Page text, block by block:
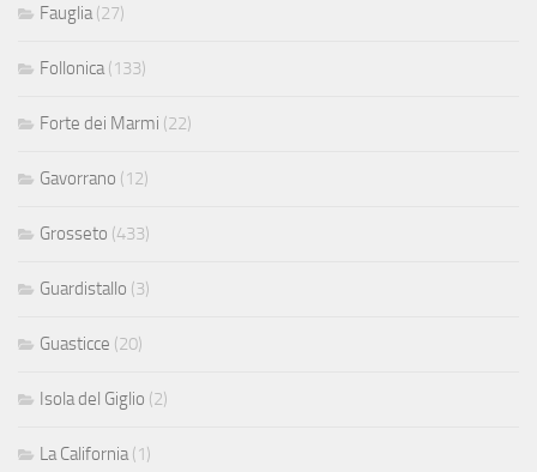
Fauglia (27)
Follonica (133)
Forte dei Marmi (22)
Gavorrano (12)
Grosseto (433)
Guardistallo (3)
Guasticce (20)
Isola del Giglio (2)
La California (1)